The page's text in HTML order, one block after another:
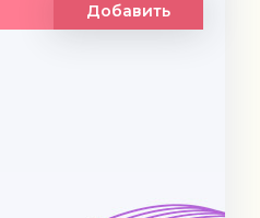
Добавить